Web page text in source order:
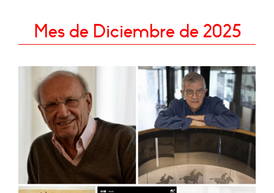
Mes de Diciembre de 2025